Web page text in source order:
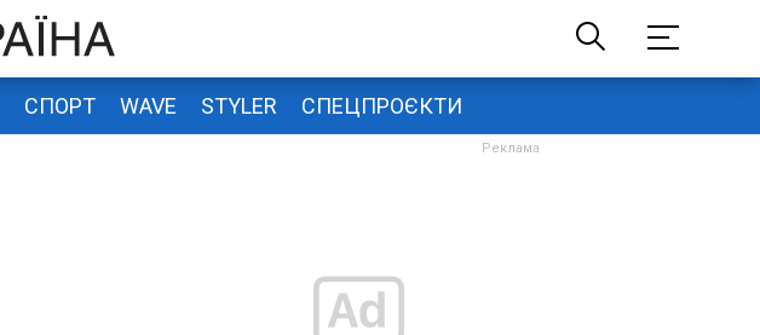
СПОРТ WAVE STYLER СПЕЦПРОЄКТИ